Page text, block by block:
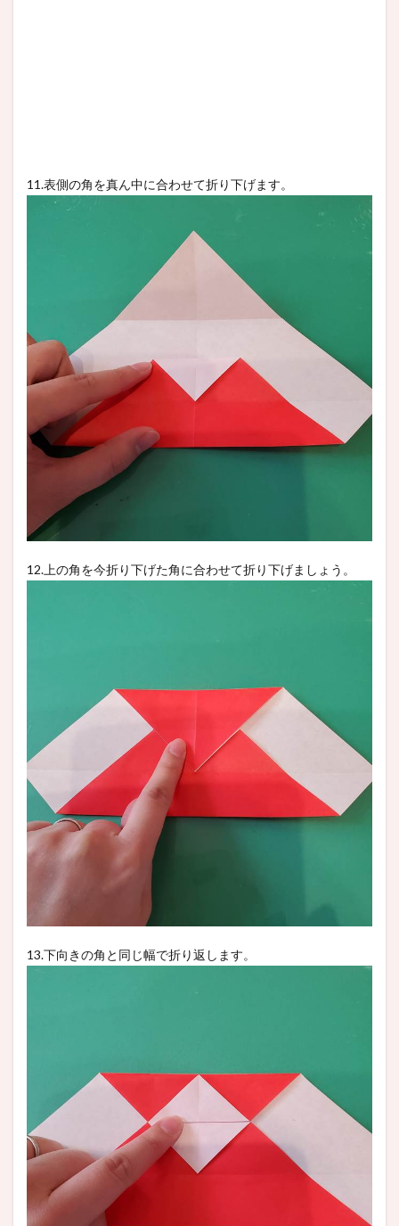
11.表側の角を真ん中に合わせて折り下げます。
12.上の角を今折り下げた角に合わせて折り下げましょう。
13.下向きの角と同じ幅で折り返します。